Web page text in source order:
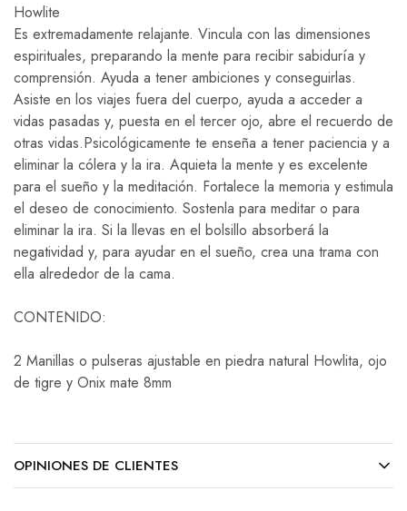
Howlite
Es extremadamente relajante. Vincula con las dimensiones
espirituales, preparando la mente para recibir sabiduría y
comprensión. Ayuda a tener ambiciones y conseguirlas.
Asiste en los viajes fuera del cuerpo, ayuda a acceder a
vidas pasadas y, puesta en el tercer ojo, abre el recuerdo de
otras vidas.Psicológicamente te enseña a tener paciencia y a
eliminar la cólera y la ira. Aquieta la mente y es excelente
para el sueño y la meditación. Fortalece la memoria y estimula
el deseo de conocimiento. Sostenla para meditar o para
eliminar la ira. Si la llevas en el bolsillo absorberá la
negatividad y, para ayudar en el sueño, crea una trama con
ella alrededor de la cama.
CONTENIDO:
2 Manillas o pulseras ajustable en piedra natural Howlita, ojo
de tigre y Onix mate 8mm
OPINIONES DE CLIENTES